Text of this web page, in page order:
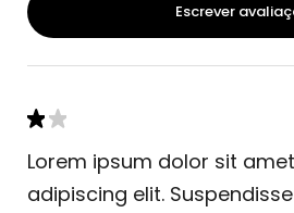
Escrever
Lorem ipsum dolor sit
adipiscing elit.